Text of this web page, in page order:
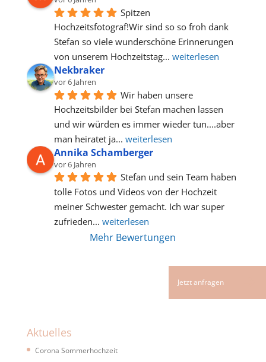
Spitzen
Hochzeitsfotograf!Wir sind so so froh dank
Stefan so viele wunderschöne Erinnerungen
von unserem Hochzeitstag... weiterlesen
Nekbraker
vor 6 Jahren
Wir haben unsere
Hochzeitsbilder bei Stefan machen lassen
und wir würden es immer wieder tun....aber
man heiratet ja... weiterlesen
Annika Schamberger
vor 6 Jahren
Stefan und sein Team haben
tolle Fotos und Videos von der Hochzeit
meiner Schwester gemacht. Ich war super
zufrieden... weiterlesen
Mehr Bewertungen
Aktuelles
Corona Sommerhochzeit